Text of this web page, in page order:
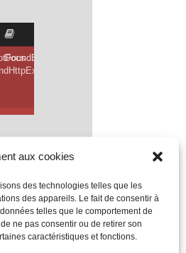
aux cookies
des technologies telles que les
des appareils. Le fait de consentir à
telles que le comportement de
ne pas consentir ou de retirer son
caractéristiques et fonctions.